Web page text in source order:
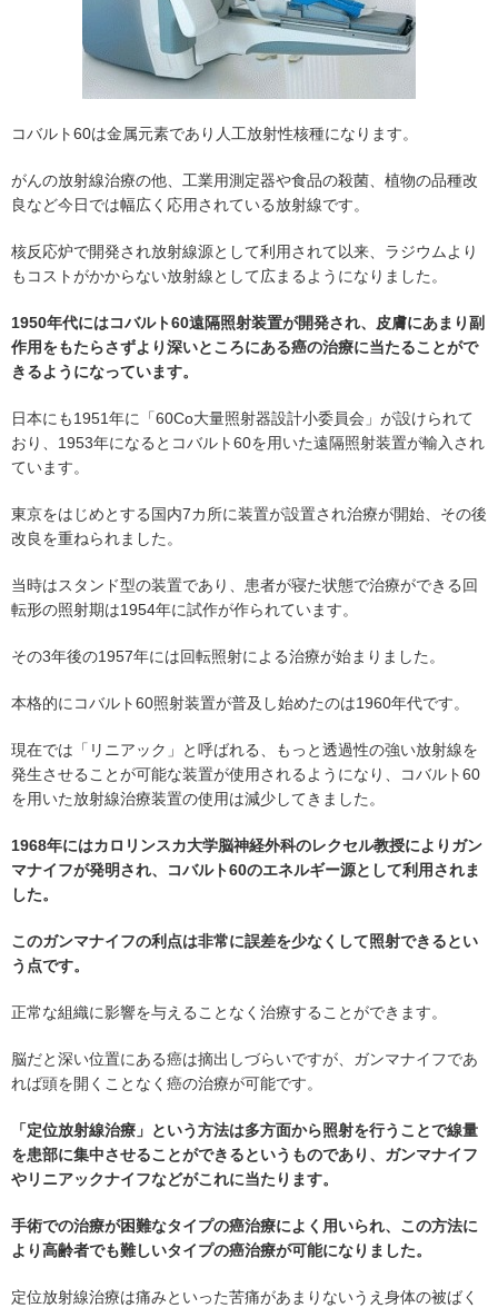
コバルト60は金属元素であり人工放射性核種になります。
がんの放射線治療の他、工業用測定器や食品の殺菌、植物の品種改
良など今日では幅広く応用されている放射線です。
核反応炉で開発され放射線源として利用されて以来、ラジウムより
もコストがかからない放射線として広まるようになりました。
1950年代にはコバルト60遠隔照射装置が開発され、皮膚にあまり副
作用をもたらさずより深いところにある癌の治療に当たることがで
きるようになっています。
日本にも1951年に「60Co大量照射器設計小委員会」が設けられて
おり、1953年になるとコバルト60を用いた遠隔照射装置が輸入され
ています。
東京をはじめとする国内7カ所に装置が設置され治療が開始、その後
改良を重ねられました。
当時はスタンド型の装置であり、患者が寝た状態で治療ができる回
転形の照射期は1954年に試作が作られています。
その3年後の1957年には回転照射による治療が始まりました。
本格的にコバルト60照射装置が普及し始めたのは1960年代です。
現在では「リニアック」と呼ばれる、もっと透過性の強い放射線を
発生させることが可能な装置が使用されるようになり、コバルト60
を用いた放射線治療装置の使用は減少してきました。
1968年にはカロリンスカ大学脳神経外科のレクセル教授によりガン
マナイフが発明され、コバルト60のエネルギー源として利用されま
した。
このガンマナイフの利点は非常に誤差を少なくして照射できるとい
う点です。
正常な組織に影響を与えることなく治療することができます。
脳だと深い位置にある癌は摘出しづらいですが、ガンマナイフであ
れば頭を開くことなく癌の治療が可能です。
「定位放射線治療」という方法は多方面から照射を行うことで線量
を患部に集中させることができるというものであり、ガンマナイフ
やリニアックナイフなどがこれに当たります。
手術での治療が困難なタイプの癌治療によく用いられ、この方法に
より高齢者でも難しいタイプの癌治療が可能になりました。
定位放射線治療は痛みといった苦痛があまりないうえ身体の被ばく